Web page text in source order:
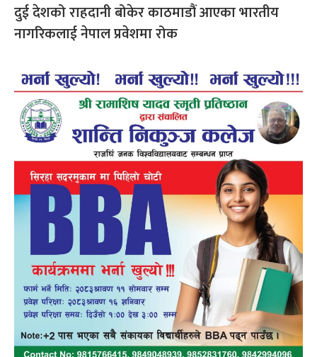
दुई देशको राहदानी बोकेर काठमाडौं आएका भारतीय
नागरिकलाई नेपाल प्रवेशमा रोक